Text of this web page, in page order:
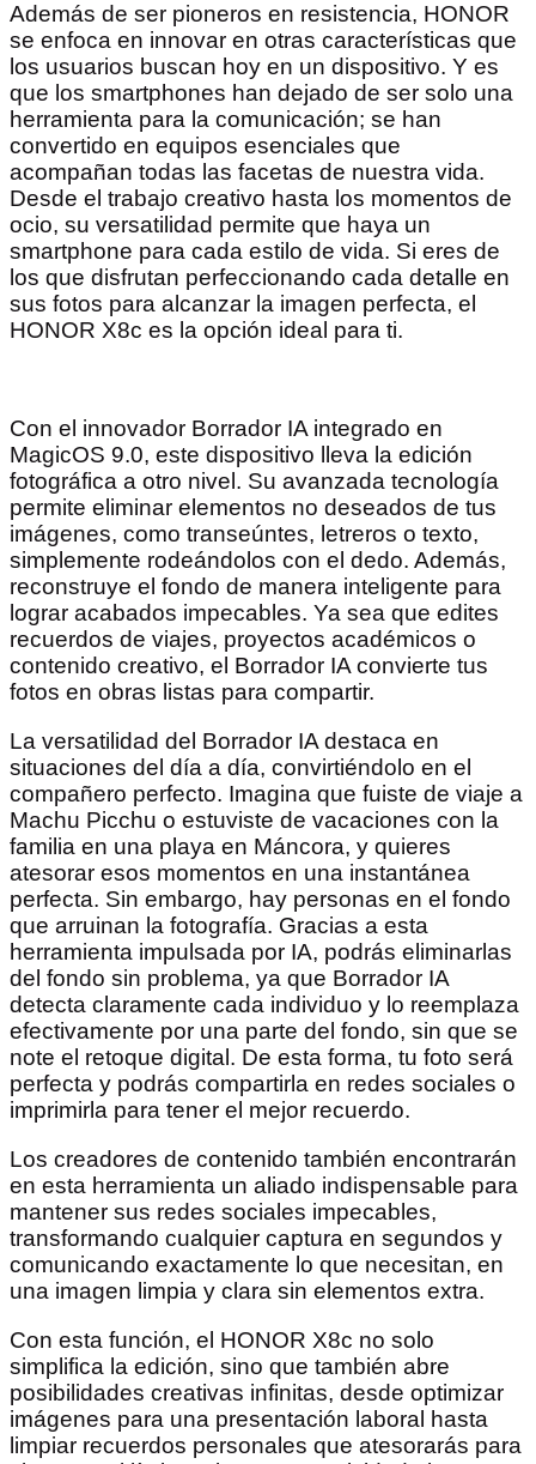
Además de ser pioneros en resistencia, HONOR
se enfoca en innovar en otras características que
los usuarios buscan hoy en un dispositivo. Y es
que los smartphones han dejado de ser solo una
herramienta para la comunicación; se han
convertido en equipos esenciales que
acompañan todas las facetas de nuestra vida.
Desde el trabajo creativo hasta los momentos de
ocio, su versatilidad permite que haya un
smartphone para cada estilo de vida. Si eres de
los que disfrutan perfeccionando cada detalle en
sus fotos para alcanzar la imagen perfecta, el
HONOR X8c es la opción ideal para ti.
Con el innovador Borrador IA integrado en
MagicOS 9.0, este dispositivo lleva la edición
fotográfica a otro nivel. Su avanzada tecnología
permite eliminar elementos no deseados de tus
imágenes, como transeúntes, letreros o texto,
simplemente rodeándolos con el dedo. Además,
reconstruye el fondo de manera inteligente para
lograr acabados impecables. Ya sea que edites
recuerdos de viajes, proyectos académicos o
contenido creativo, el Borrador IA convierte tus
fotos en obras listas para compartir.
La versatilidad del Borrador IA destaca en
situaciones del día a día, convirtiéndolo en el
compañero perfecto. Imagina que fuiste de viaje a
Machu Picchu o estuviste de vacaciones con la
familia en una playa en Máncora, y quieres
atesorar esos momentos en una instantánea
perfecta. Sin embargo, hay personas en el fondo
que arruinan la fotografía. Gracias a esta
herramienta impulsada por IA, podrás eliminarlas
del fondo sin problema, ya que Borrador IA
detecta claramente cada individuo y lo reemplaza
efectivamente por una parte del fondo, sin que se
note el retoque digital. De esta forma, tu foto será
perfecta y podrás compartirla en redes sociales o
imprimirla para tener el mejor recuerdo.
Los creadores de contenido también encontrarán
en esta herramienta un aliado indispensable para
mantener sus redes sociales impecables,
transformando cualquier captura en segundos y
comunicando exactamente lo que necesitan, en
una imagen limpia y clara sin elementos extra.
Con esta función, el HONOR X8c no solo
simplifica la edición, sino que también abre
posibilidades creativas infinitas, desde optimizar
imágenes para una presentación laboral hasta
limpiar recuerdos personales que atesorarás para